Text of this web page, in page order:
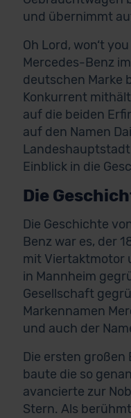
und übernimmt
Oh Lord, won‘t
Mercedes-Benz
deutschen Marke
Konkurrent
auf die beiden
auf den Namen
Einblick in die
Die
Die Geschichte
Benz war es, der
mit Viertaktmotor
in Mannheim
Gesellschaft
Markennamen
und auch der
Die ersten
baute die so
avancierte zur
Stern. Als